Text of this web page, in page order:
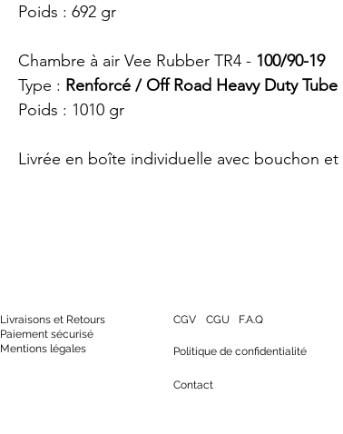
Poids : 692 gr
Chambre à air Vee Rubber TR4 - 100/90-19
Type : Renforcé / Off Road Heavy Duty Tube
Poids : 1010 gr
Livrée en boîte individuelle avec bouchon et
Livraisons et Retours
Paiement sécurisé
Mentions légales
CGV CGU F.A.Q
Politique de confidentialité
Contact